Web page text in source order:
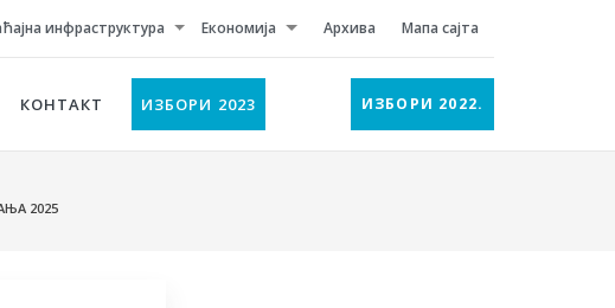
инфраструктура Економија Архива Мапа сајта
КОНТАКТ ИЗБОРИ 2023 ИЗБОРИ 2022.
2025